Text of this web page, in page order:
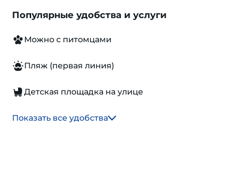
Популярные удобства и услуги
Можно с питомцами
Пляж (первая линия)
Детская площадка на улице
Показать все удобства